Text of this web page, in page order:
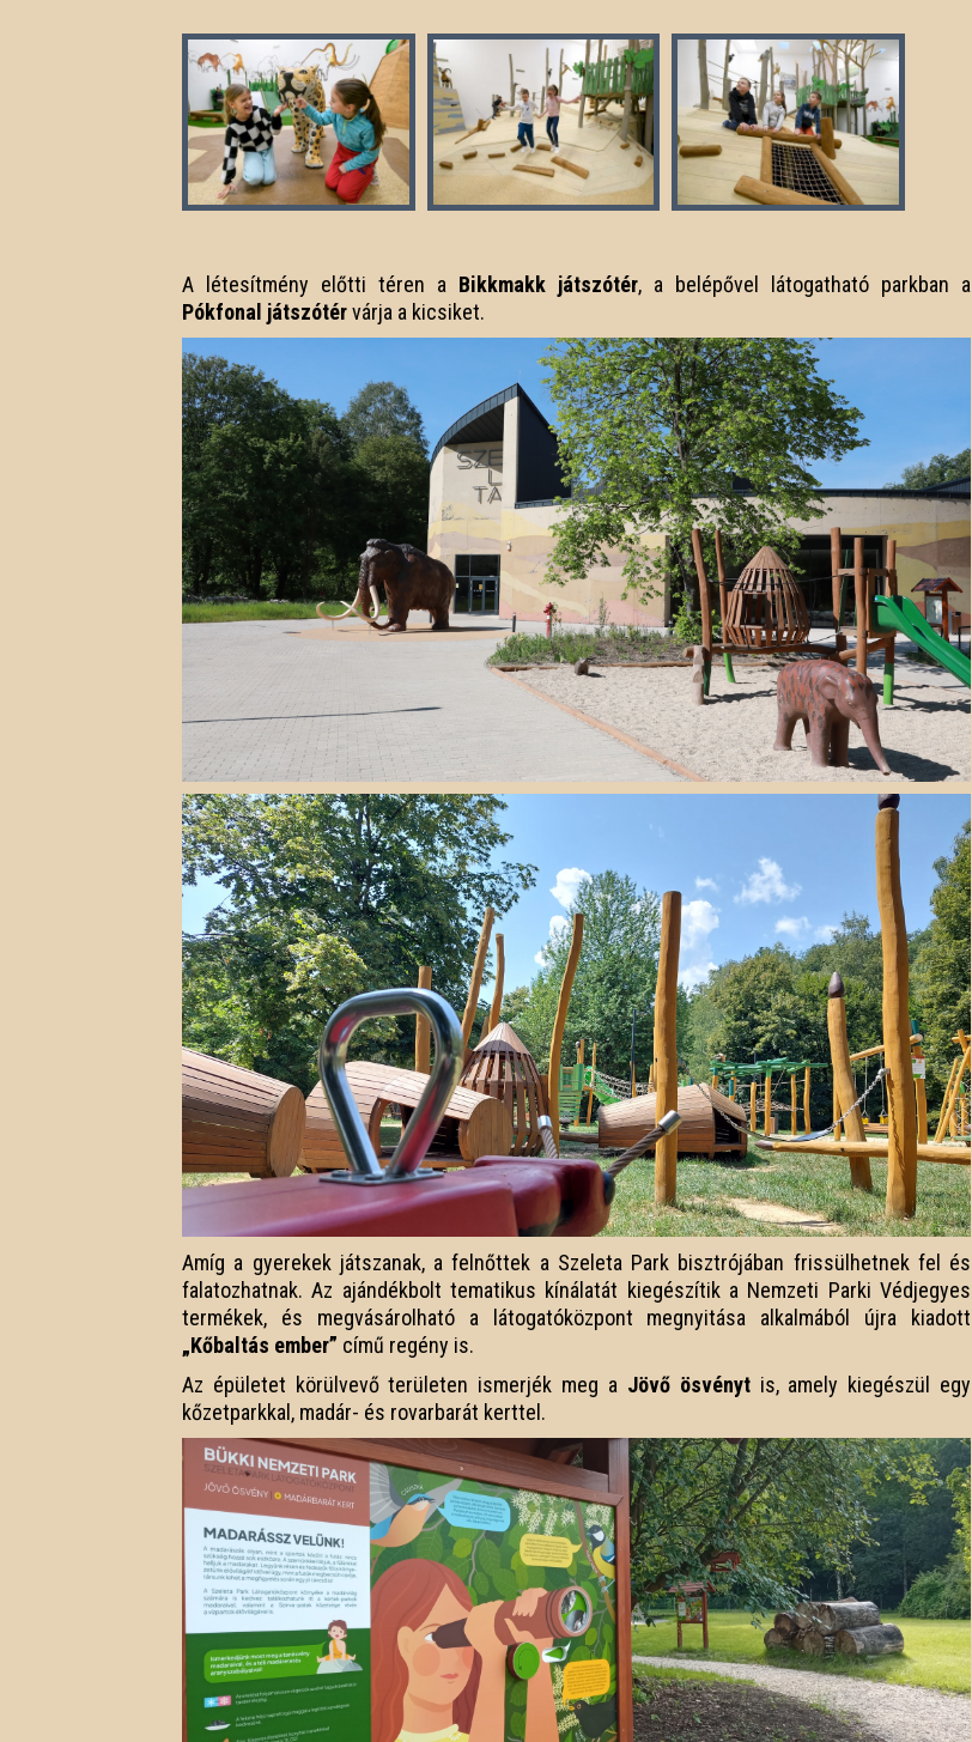
A létesítmény előtti téren a Bikkmakk játszótér, a belépővel látogatható parkban a
Pókfonal játszótérvárja a kicsiket.
Amíg a gyerekek játszanak, a felnőttek a Szeleta Park bisztrójában frissülhetnek fel és
falatozhatnak. Az ajándékbolt tematikus kínálatát kiegészítik a Nemzeti Parki Védjegyes
termékek, és megvásárolható a látogatóközpont megnyitása alkalmából újra kiadott
„Kőbaltás ember” című regény is.
Az épületet körülvevő területen ismerjék meg a Jövő ösvénytis, amely kiegészül egy
kőzetparkkal, madár- és rovarbarát kerttel.